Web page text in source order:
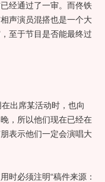
经通过了一审。而佟铁
声演员混搭也是一个大
至于节目是否能最终过
出席某活动时，也向
，所以他们现在已经在
表示他们一定会演唱大
必须注明“稿件来源：